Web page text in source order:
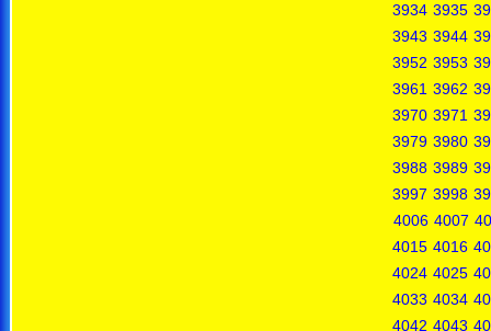
3934 3935
3943 3944
3952 3953
3961 3962
3970 3971
3979 3980
3988 3989
3997 3998
4006 4007
4015 4016
4024 4025
4033 4034
4042 4043